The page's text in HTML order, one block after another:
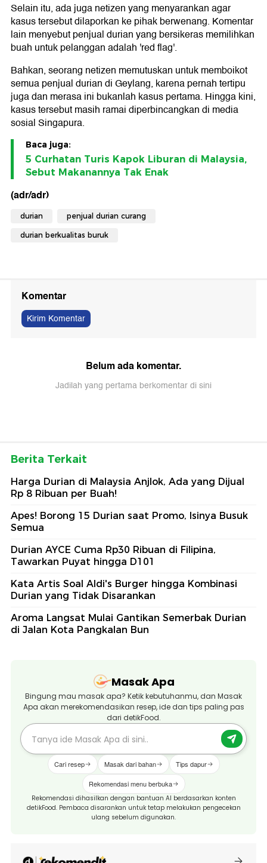
Selain itu, ada juga netizen yang menyarankan agar
kasus tersebut dilaporkan ke pihak berwenang. Komentar
lain menyebut penjual durian yang bersikeras memilihkan
buah untuk pelanggan adalah 'red flag'.
Bahkan, seorang netizen memutuskan untuk memboikot
semua penjual durian di Geylang, karena pernah tertipu
juga dan merasa ini bukanlah kasus pertama. Hingga kini,
kasus tersebut masih ramai diperbincangkan di media
sosial Singapura.
Baca juga:
5 Curhatan Turis Kapok Liburan di Malaysia,
Sebut Makanannya Tak Enak
(adr/adr)
durian penjual durian curang
durian berkualitas buruk
Komentar
Kirim Komentar
Belum ada komentar.
Jadilah yang pertama berkomentar di sini
Berita Terkait
Harga Durian di Malaysia Anjlok, Ada yang Dijual
Rp 8 Ribuan per Buah!
Apes! Borong 15 Durian saat Promo, Isinya Busuk
Semua
Durian AYCE Cuma Rp30 Ribuan di Filipina,
Tawarkan Puyat hingga D101
Kata Artis Soal Aldi's Burger hingga Kombinasi
Durian yang Tidak Disarankan
Aroma Langsat Mulai Gantikan Semerbak Durian
di Jalan Kota Pangkalan Bun
Masak Apa
Bingung mau masak apa? Ketik kebutuhanmu, dan Masak
Apa akan merekomendasikan resep, ide dan tips paling pas
dari detikFood.
Cari resep Masak dari bahan Tips dapur
Rekomendasi menu berbuka
Rekomendasi dihasilkan dengan bantuan AI berdasarkan konten
detikFood. Pembaca disarankan untuk tetap melakukan pengecekan
ulang sebelum digunakan.